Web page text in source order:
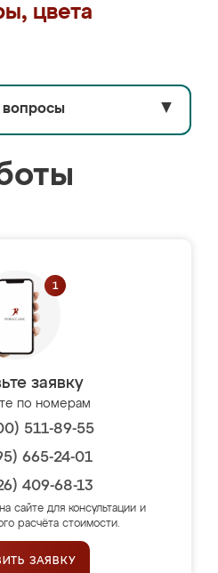
цвета
вопросы ▼
заявку
по номерам
511-89-55
665-24-01
409-68-13
сайте для консультации и
расчёта стоимости.
ЗАЯВКУ